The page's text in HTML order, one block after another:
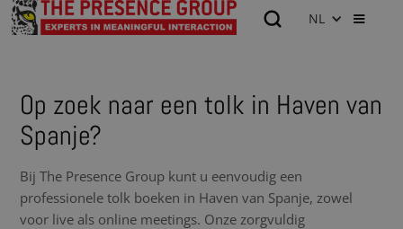
NL
Op zoek naar een tolk in Haven van
Spanje?
Bij The Presence Group kunt u eenvoudig een
professionele tolk boeken in Haven van Spanje, zowel
voor live als online meetings. Onze zorgvuldig